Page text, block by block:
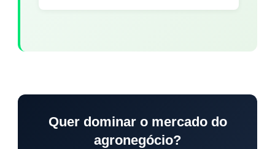
Quer dominar o mercado do
agronegócio?